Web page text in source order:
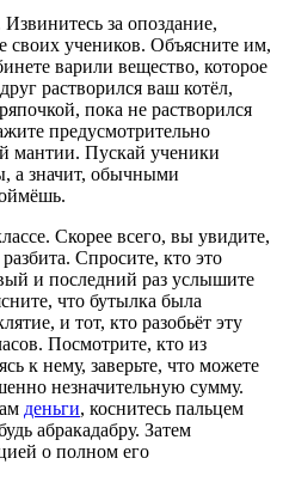
за опоздание,
своих учеников. Объясните им,
варили вещество, которое
растворился ваш котёл,
пока не растворился
предусмотрительно
мантии. Пускай ученики
а значит, обычными
Скорее всего, вы увидите,
Спросите, кто это
и последний раз услышите
что бутылка была
и тот, кто разобьёт эту
Посмотрите, кто из
к нему, заверьте, что можете
незначительную сумму.
деньги, коснитесь пальцем
абракадабру. Затем
о полном его